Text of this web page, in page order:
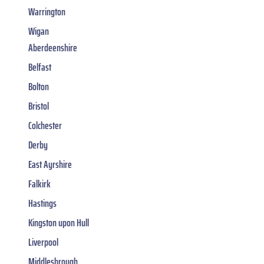
Warrington
Wigan
Aberdeenshire
Belfast
Bolton
Bristol
Colchester
Derby
East Ayrshire
Falkirk
Hastings
Kingston upon Hull
Liverpool